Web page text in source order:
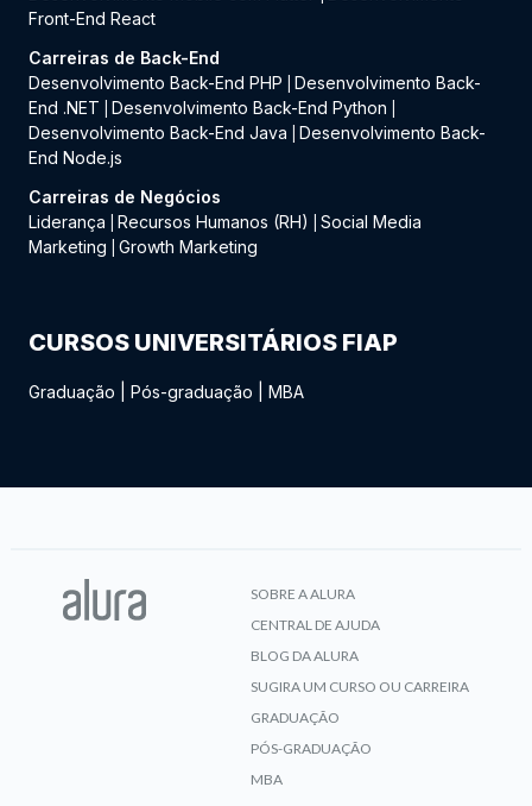
Front-End React
Carreiras de Back-End
Desenvolvimento Back-End PHP
Desenvolvimento Back-
End .NET
Desenvolvimento Back-End Python
Desenvolvimento Back-End Java
Desenvolvimento Back-
End Node.js
Carreiras de Negócios
Liderança
Recursos Humanos (RH)
Social Media
Marketing
Growth Marketing
CURSOS UNIVERSITÁRIOS FIAP
Graduação Pós-graduação MBA
SOBRE A ALURA
CENTRAL DE AJUDA
BLOG DA ALURA
SUGIRA UM CURSO OU CARREIRA
GRADUAÇÃO
PÓS-GRADUAÇÃO
MBA